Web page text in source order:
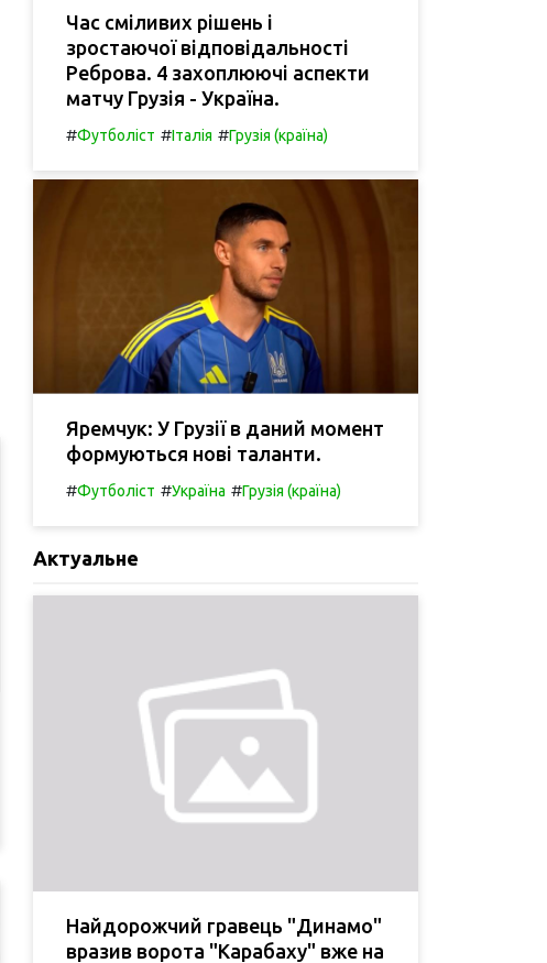
Час сміливих рішень і
зростаючої відповідальності
Реброва. 4 захоплюючі аспекти
матчу Грузія - Україна.
#Футболіст #Італія #Грузія (країна)
Яремчук: У Грузії в даний момент
формуються нові таланти.
#Футболіст #Україна #Грузія (країна)
Актуальне
Найдорожчий гравець "Динамо"
вразив ворота "Карабаху" вже на